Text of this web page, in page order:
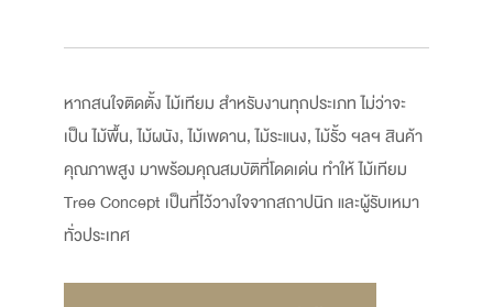
หากสนใจติดตั้ง ไม้เทียม สำหรับงานทุกประเภท ไม่ว่าจะ
เป็น ไม้พื้น, ไม้ผนัง, ไม้เพดาน, ไม้ระแนง, ไม้รั้ว ฯลฯ สินค้า
คุณภาพสูง มาพร้อมคุณสมบัติที่โดดเด่น ทำให้ ไม้เทียม
Tree Concept เป็นที่ไว้วางใจจากสถาปนิก และผู้รับเหมา
ทั่วประเทศ